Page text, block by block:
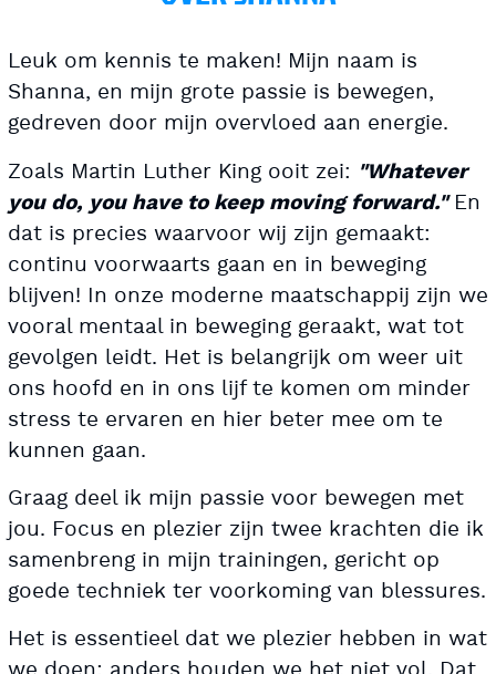
Leuk om kennis te maken! Mijn naam is
Shanna, en mijn grote passie is bewegen,
gedreven door mijn overvloed aan energie.
Zoals Martin Luther King ooit zei: "Whatever
you do, you have to keep moving forward."En
dat is precies waarvoor wij zijn gemaakt:
continu voorwaarts gaan en in beweging
blijven! In onze moderne maatschappij zijn we
vooral mentaal in beweging geraakt, wat tot
gevolgen leidt. Het is belangrijk om weer uit
ons hoofd en in ons lijf te komen om minder
stress te ervaren en hier beter mee om te
kunnen gaan.
Graag deel ik mijn passie voor bewegen met
jou. Focus en plezier zijn twee krachten die ik
samenbreng in mijn trainingen, gericht op
goede techniek ter voorkoming van blessures.
Het is essentieel dat we plezier hebben in wat